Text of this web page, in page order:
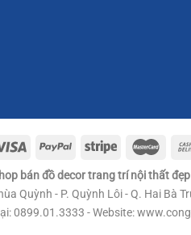
tạo được chiều sâu, mở
bán đồ decor trang trí nội thất
Quỳnh - P. Quỳnh Lôi - Q. Hai Bà
0899.01.3333 - Website: